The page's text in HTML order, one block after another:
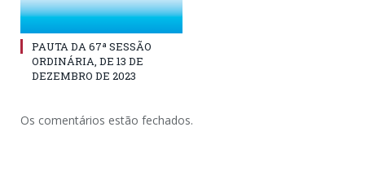
PAUTA DA 67ª SESSÃO
ORDINÁRIA, DE 13 DE
DEZEMBRO DE 2023
Os comentários estão fechados.